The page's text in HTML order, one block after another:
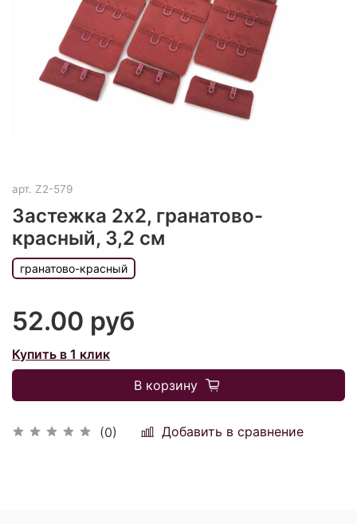
арт. Z2-579
Застежка 2х2, гранатово-
красный, 3,2 см
(0) Добавить в сравнение
гранатово-красный
52.00 руб
Купить в 1 клик
В корзину